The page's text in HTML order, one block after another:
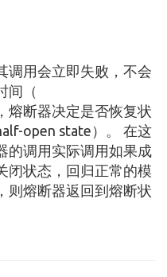
调用会立即失败，不会
间（
熔断器决定是否恢复状
open state）。 在这
的调用实际调用如果成
闭状态，回归正常的模
则熔断器返回到熔断状